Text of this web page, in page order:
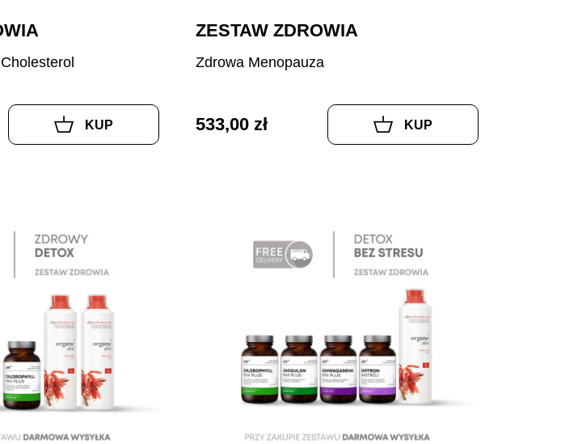
KUP
ZESTAW ZDROWIA
Zdrowa Menopauza
533,00 zł KUP